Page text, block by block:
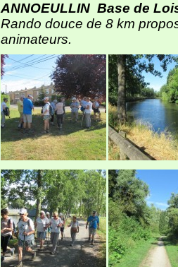
ANNOEULLIN Base de
Rando douce de 8 km
animateurs.